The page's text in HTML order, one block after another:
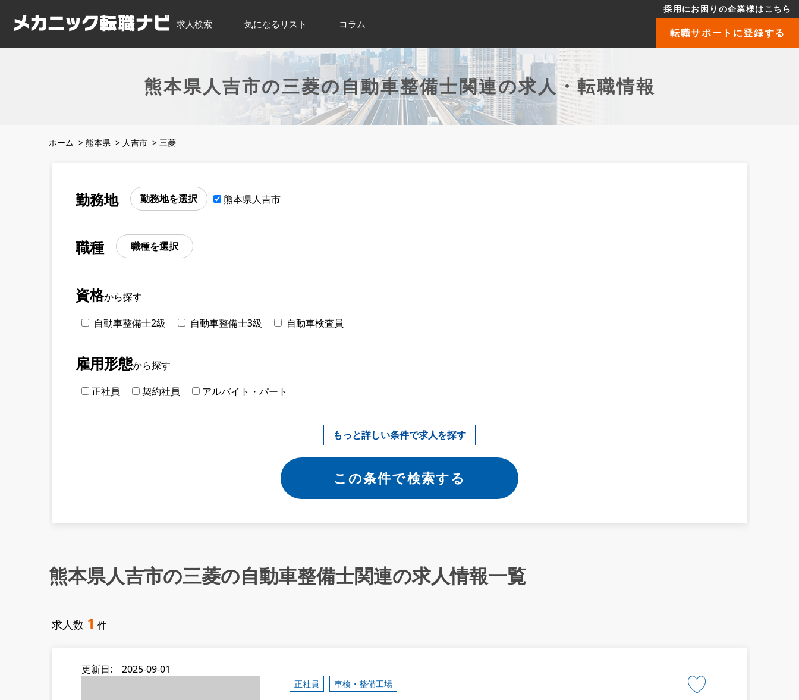
求人検索 気になるリスト コラム
採用にお困りの企業様はこちら
転職サポートに登録する
熊本県人吉市の三菱の自動車整備士関連の求人・転職情報
ホーム > 熊本県 > 人吉市 > 三菱
勤務地 勤務地を選択 熊本県人吉市
職種 職種を選択
資格から探す
自動車整備士2級
自動車整備士3級 自動車検査員
雇用形態から探す
正社員
契約社員 アルバイト・パート
熊本県人吉市の三菱の自動車整備士関連の求人情報一覧
求人数 1 件
更新日: 2025-09-01
正社員 車検・整備工場